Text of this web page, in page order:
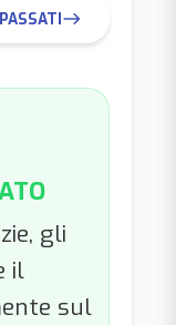
PASSATIeast
gli
il
sul